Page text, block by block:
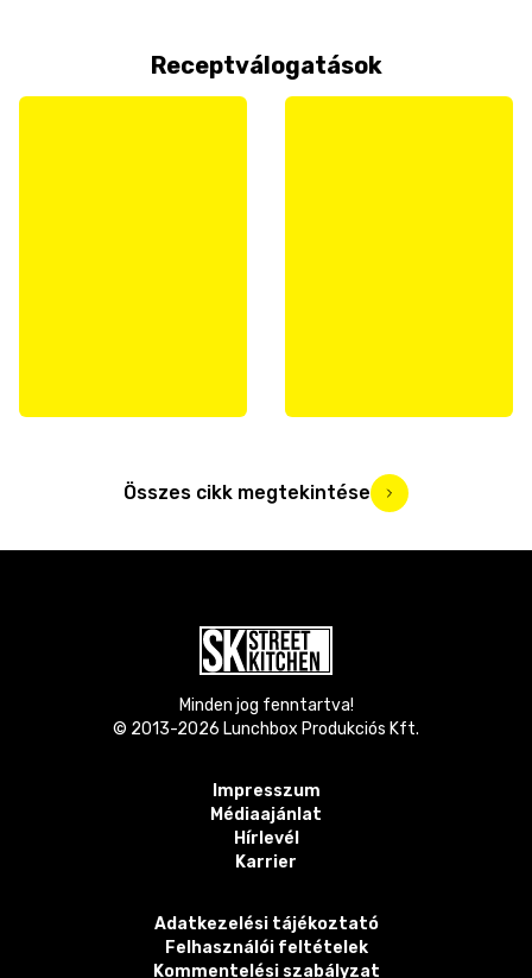
Receptválogatások
Összes cikk megtekintése
Minden jog fenntartva!
© 2013-2026 Lunchbox Produkciós Kft.
Impresszum
Médiaajánlat
Hírlevél
Karrier
Adatkezelési tájékoztató
Felhasználói feltételek
Kommentelési szabályzat